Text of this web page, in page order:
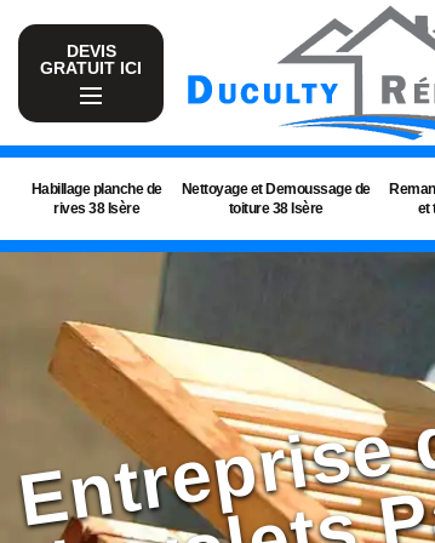
DEVIS
GRATUIT ICI
Habillage planche de
rives 38 Isère
Nettoyage et Demoussage de
toiture 38 Isère
et